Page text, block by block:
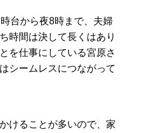
台から夜8時まで、夫婦
時間は決して長くはあり
を仕事にしている宮原さ
シームレスにつながって
けることが多いので、家